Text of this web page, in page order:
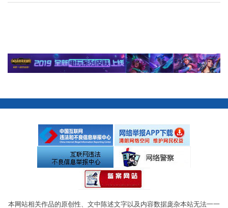
本网站相关作品的原创性、文中陈述文字以及内容数据庞杂本站无法一一